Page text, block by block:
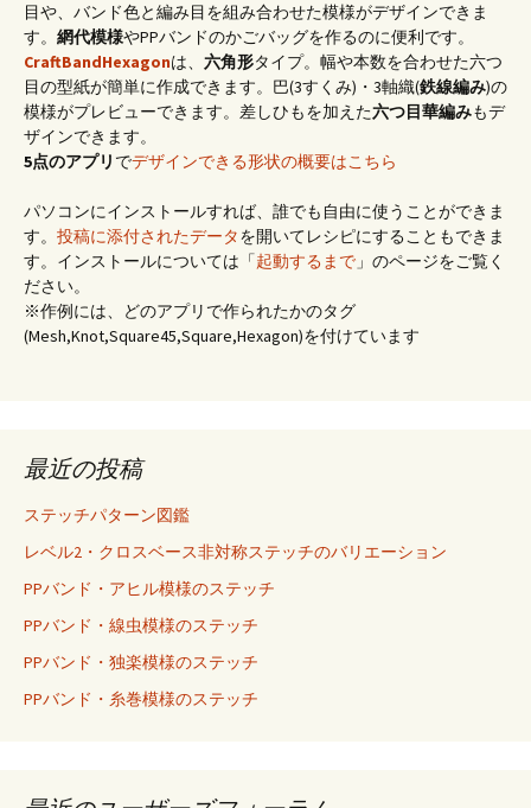
目や、バンド色と編み目を組み合わせた模様がデザインできま
す。 網代模様やPPバンドのかごバッグを作るのに便利です。
CraftBandHexagonは、 六角形タイプ。幅や本数を合わせた六つ
目の型紙が簡単に作成できます。巴(3すくみ)・3軸織(鉄線編み)の
模様がプレビューできます。差しひもを加えた六つ目華編みもデ
ザインできます。
5点のアプリ でデザインできる形状の概要はこちら
パソコンにインストールすれば、誰でも自由に使うことができま
す。 投稿に添付されたデータを開いてレシピにすることもできま
す。インストールについては「起動するまで 」のページをご覧く
ださい。
※作例には、どのアプリで作られたかのタグ
(Mesh,Knot,Square45,Square,Hexagon)を付けています
最近の投稿
ステッチパターン図鑑
レベル2・クロスベース非対称ステッチのバリエーション
PPバンド・アヒル模様のステッチ
PPバンド・線虫模様のステッチ
PPバンド・独楽模様のステッチ
PPバンド・糸巻模様のステッチ